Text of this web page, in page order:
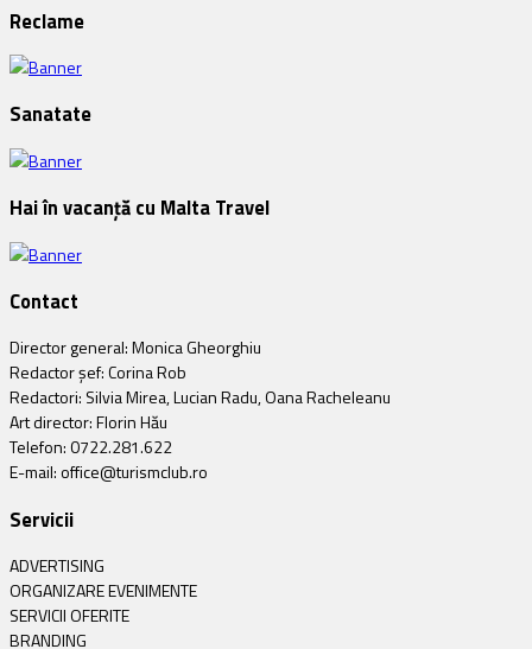
Reclame
Sanatate
Hai în vacanță cu Malta Travel
Contact
Director general: Monica Gheorghiu
Redactor șef: Corina Rob
Redactori: Silvia Mirea, Lucian Radu, Oana Racheleanu
Art director: Florin Hău
Telefon: 0722.281.622
E-mail: office@turismclub.ro
Servicii
ADVERTISING
ORGANIZARE EVENIMENTE
SERVICII OFERITE
BRANDING